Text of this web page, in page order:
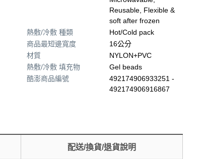
Reusable, Flexible &
soft after frozen
熱敷/冷敷 種類
Hot/Cold pack
商品最短邊寬度
16公分
材質
NYLON+PVC
熱敷/冷敷 填充物
Gel beads
酷澎商品編號
492174906933251 -
492174906916867
配送/換貨/退貨說明